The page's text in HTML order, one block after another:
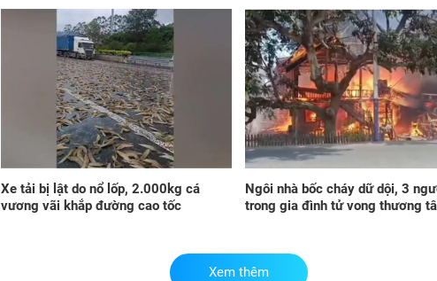
3
lộc
Xe tải bị lật do nổ lốp, 2.000kg cá
vương vãi khắp đường cao tốc
Ngôi nhà bốc cháy dữ dội, 3
trong gia đình tử vong thương
Xem thêm